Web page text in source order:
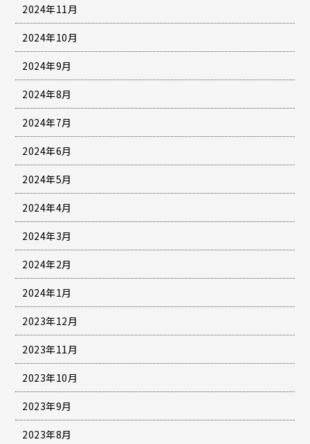
2024年11月
2024年10月
2024年9月
2024年8月
2024年7月
2024年6月
2024年5月
2024年4月
2024年3月
2024年2月
2024年1月
2023年12月
2023年11月
2023年10月
2023年9月
2023年8月